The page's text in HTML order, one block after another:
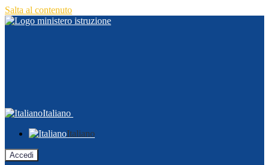
Salta al contenuto
Italiano
Italiano
Accedi